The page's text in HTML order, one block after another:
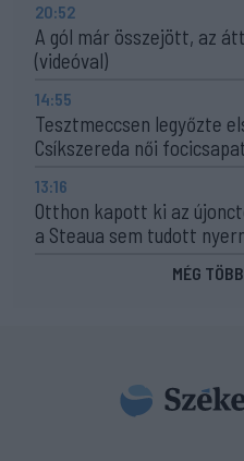
20:52
A gól már összejött, az
(videóval)
14:55
Tesztmeccsen legyőzte
Csíkszereda női
13:16
Otthon kapott ki az
a Steaua sem tudott
MÉG